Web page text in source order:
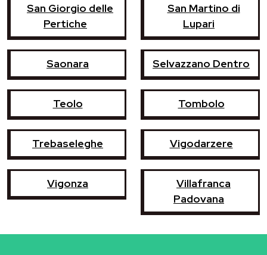
San Giorgio delle
Pertiche
San Martino di
Lupari
Saonara Selvazzano Dentro
Teolo Tombolo
Trebaseleghe Vigodarzere
Vigonza
Villafranca
Padovana